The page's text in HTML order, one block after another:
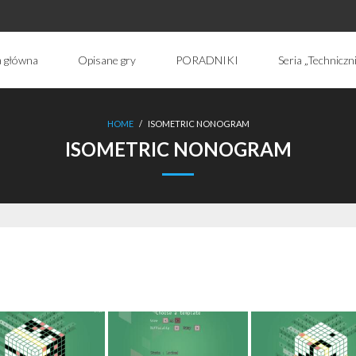
Opisane gry PORADNIKI Seria
HOME / ISOMETRIC NONOGRAM
ISOMETRIC NONOGRAM